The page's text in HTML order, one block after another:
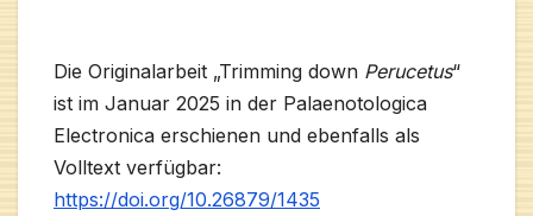
Die Originalarbeit „Trimming down Perucetus“
ist im Januar 2025 in der Palaenotologica
Electronica erschienen und ebenfalls als
Volltext verfügbar:
https://doi.org/10.26879/1435